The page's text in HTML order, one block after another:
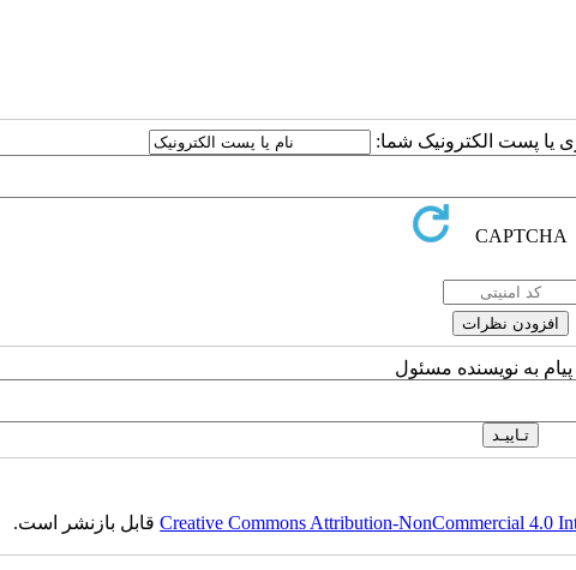
یا پست الکترونیک شما:
به نویسنده مسئول
Creative Commons Attribution-NonCommercial 4.0قابل بازنشر است.